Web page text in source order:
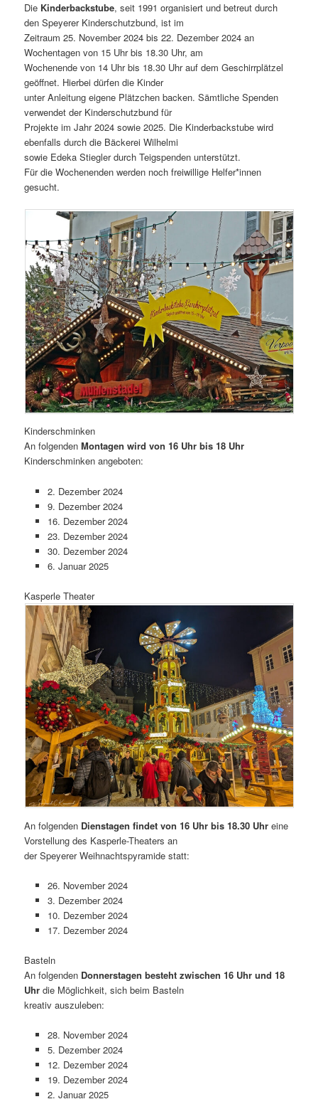
Die Kinderbackstube, seit 1991 organisiert und betreut durch
den Speyerer Kinderschutzbund, ist im
Zeitraum 25. November 2024 bis 22. Dezember 2024 an
Wochentagen von 15 Uhr bis 18.30 Uhr, am
Wochenende von 14 Uhr bis 18.30 Uhr auf dem Geschirrplätzel
geöffnet. Hierbei dürfen die Kinder
unter Anleitung eigene Plätzchen backen. Sämtliche Spenden
verwendet der Kinderschutzbund für
Projekte im Jahr 2024 sowie 2025. Die Kinderbackstube wird
ebenfalls durch die Bäckerei Wilhelmi
sowie Edeka Stiegler durch Teigspenden unterstützt.
Für die Wochenenden werden noch freiwillige Helfer*innen
gesucht.
Kinderschminken
An folgendenMontagen wird von 16 Uhr bis 18 Uhr
Kinderschminken angeboten:
2. Dezember 2024
9. Dezember 2024
16. Dezember 2024
23. Dezember 2024
30. Dezember 2024
6. Januar 2025
Kasperle Theater
An folgenden Dienstagen findet von 16 Uhr bis 18.30 Uhr eine
Vorstellung des Kasperle-Theaters an
der Speyerer Weihnachtspyramide statt:
26. November 2024
3. Dezember 2024
10. Dezember 2024
17. Dezember 2024
Basteln
An folgenden Donnerstagen besteht zwischen 16 Uhr und 18
Uhr die Möglichkeit, sich beim Basteln
kreativ auszuleben:
28. November 2024
5. Dezember 2024
12. Dezember 2024
19. Dezember 2024
2. Januar 2025